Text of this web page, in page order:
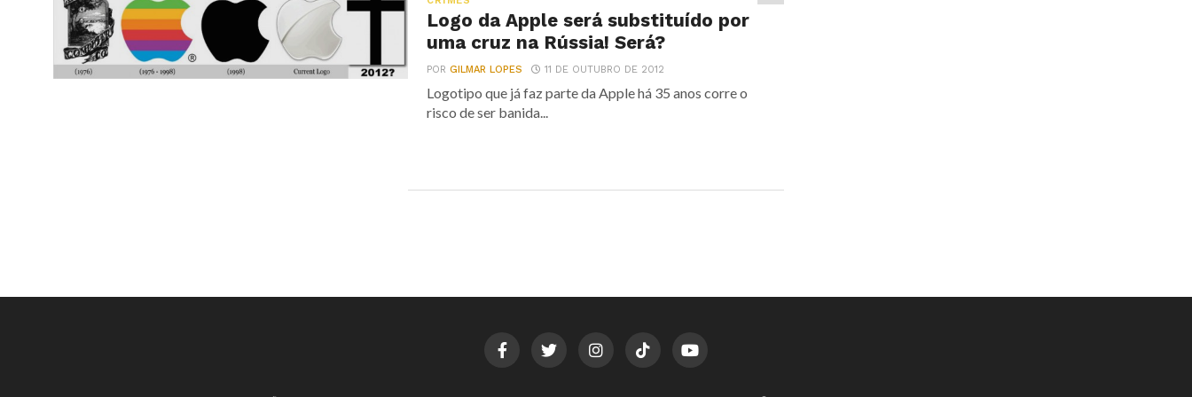
Logo da Apple será substituído por
uma cruz na Rússia! Será?
PORGILMAR LOPES 11 DE OUTUBRO DE 2012
Logotipo que já faz parte da Apple há 35 anos corre o
risco de ser banida...